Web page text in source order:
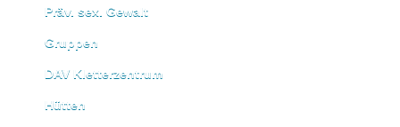
Präv. sex. Gewalt
Gruppen
DAV Kletterzentrum
Hütten